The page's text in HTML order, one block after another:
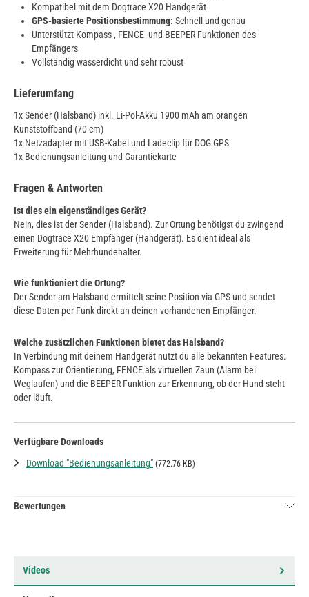
Kompatibel mit dem Dogtrace X20 Handgerät
GPS-basierte Positionsbestimmung: Schnell und genau
Unterstützt Kompass-, FENCE- und BEEPER-Funktionen des
Empfängers
Vollständig wasserdicht und sehr robust
Lieferumfang
1x Sender (Halsband) inkl. Li-Pol-Akku 1900 mAh am orangen
Kunststoffband (70 cm)
1x Netzadapter mit USB-Kabel und Ladeclip für DOG GPS
1x Bedienungsanleitung und Garantiekarte
Fragen & Antworten
Ist dies ein eigenständiges Gerät?
Nein, dies ist der Sender (Halsband). Zur Ortung benötigst du zwingend
einen Dogtrace X20 Empfänger (Handgerät). Es dient ideal als
Erweiterung für Mehrhundehalter.
Wie funktioniert die Ortung?
Der Sender am Halsband ermittelt seine Position via GPS und sendet
diese Daten per Funk direkt an deinen vorhandenen Empfänger.
Welche zusätzlichen Funktionen bietet das Halsband?
In Verbindung mit deinem Handgerät nutzt du alle bekannten Features:
Kompass zur Orientierung, FENCE als virtuellen Zaun (Alarm bei
Weglaufen) und die BEEPER-Funktion zur Erkennung, ob der Hund steht
oder läuft.
Verfügbare Downloads
Download "Bedienungsanleitung" (772.76 KB)
Bewertungen
Videos